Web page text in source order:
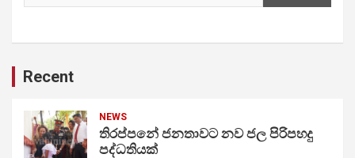
Recent
NEWS
තිරප්පනේ ජනතාවට නව ජල පිරිපහදු
පද්ධතියක්